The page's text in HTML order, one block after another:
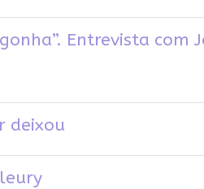
Entrevista com
deixou